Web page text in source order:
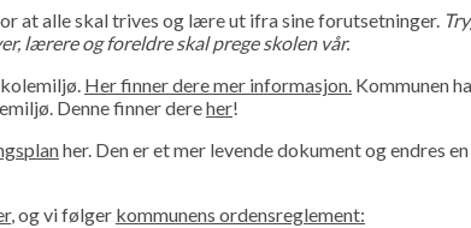
at alle skal trives og lære ut ifra sine forutsetninger.
lærere og foreldre skal prege skolen vår.
Her finner dere mer informasjon. Kommunen
Denne finner dereher!
her. Den er et mer levende dokument og endres
, og vi følger kommunens ordensreglement: